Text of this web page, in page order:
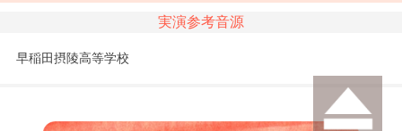
実演参考音源
早稲田摂陵高等学校